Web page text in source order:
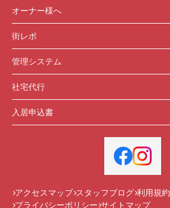
オーナー様へ
街レポ
管理システム
社宅代行
入居申込書
アクセスマップ スタッフブログ 利用規約
プライバシーポリシー サイトマップ